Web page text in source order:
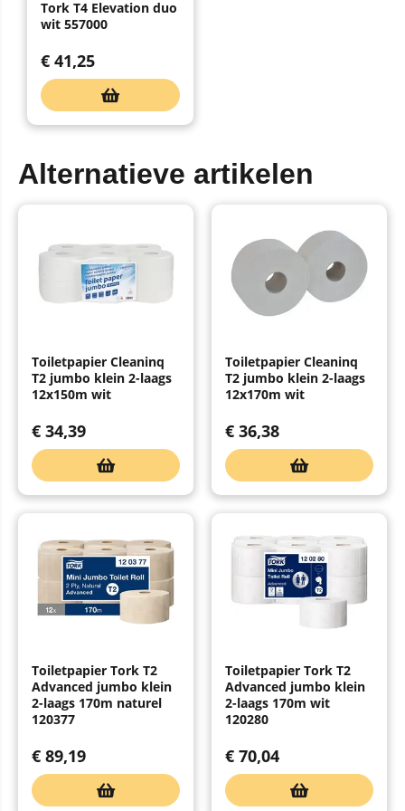
Tork T4 Elevation duo
wit 557000
€ 41,25
Alternatieve artikelen
Toiletpapier Cleaninq
T2 jumbo klein 2-laags
12x150m wit
€ 34,39
Toiletpapier Cleaninq
T2 jumbo klein 2-laags
12x170m wit
€ 36,38
Toiletpapier Tork T2
Advanced jumbo klein
2-laags 170m naturel
120377
€ 89,19
Toiletpapier Tork T2
Advanced jumbo klein
2-laags 170m wit
120280
€ 70,04